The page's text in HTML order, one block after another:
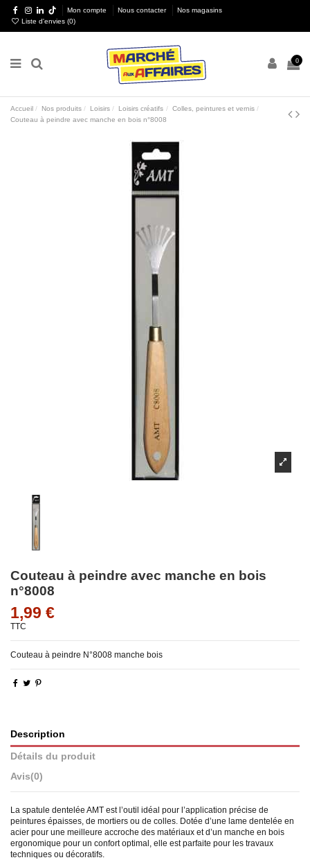
Mon compte Nous contacter
Nos magasins
Liste d'envies (0)
0
Accueil Nos produits Loisirs Loisirs créatifs
Colles, peintures et vernis
Couteau à peindre avec manche en bois n°8008
Couteau à peindre avec manche en bois
n°8008
1,99 €
TTC
Couteau à peindre N°8008 manche bois
Description
Détails du produit
Avis(0)
La spatule dentelée AMT est l’outil idéal pour l’application précise de
peintures épaisses, de mortiers ou de colles. Dotée d’une lame dentelée en
acier pour une meilleure accroche des matériaux et d’un manche en bois
ergonomique pour un confort optimal, elle est parfaite pour les travaux
techniques ou décoratifs.